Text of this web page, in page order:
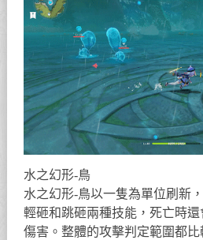
水之幻形-鳥
水之幻形-鳥以一隻為單位刷新
輕砸和跳砸兩種技能，死亡時
傷害。整體的攻擊判定範圍都